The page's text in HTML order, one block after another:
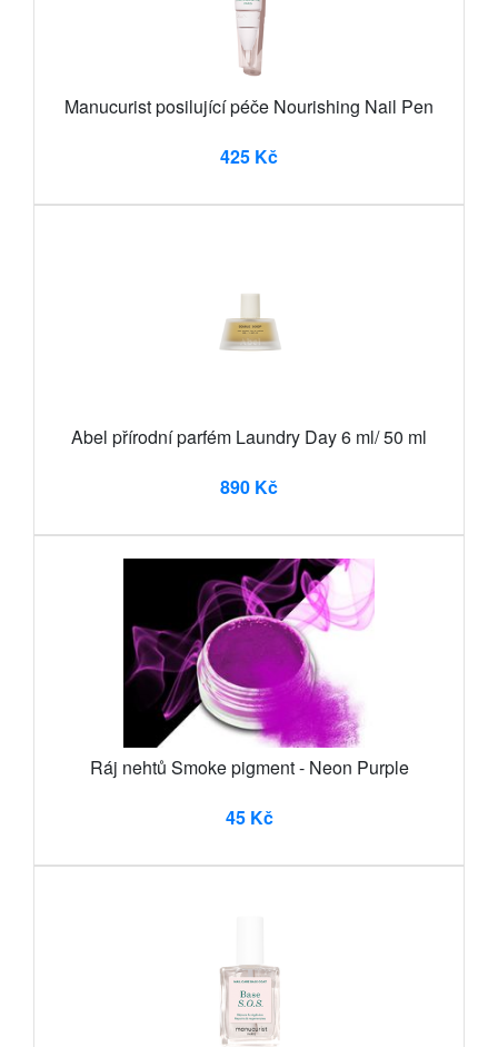
Manucurist posilující péče Nourishing Nail Pen
425 Kč
Abel přírodní parfém Laundry Day 6 ml/ 50 ml
890 Kč
Ráj nehtů Smoke pigment - Neon Purple
45 Kč